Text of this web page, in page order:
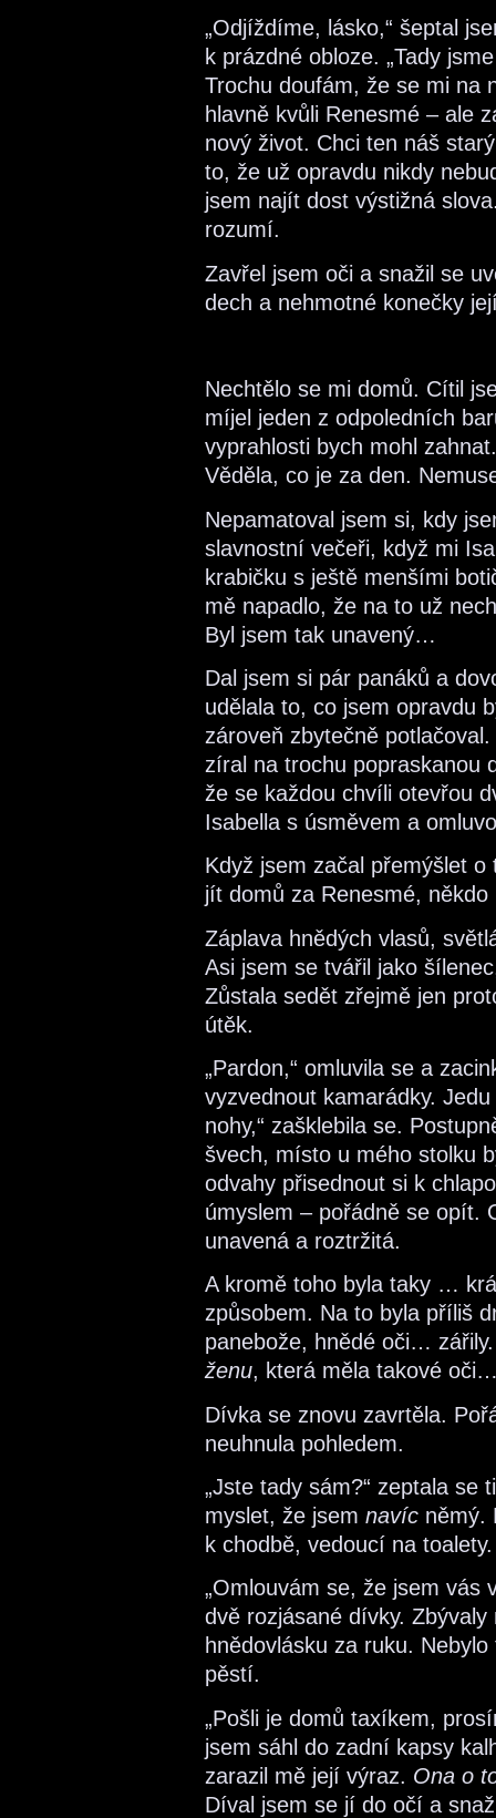
„Odjíždíme, lásko,“ šeptal
k prázdné obloze. „Tady
Trochu doufám, že se mi na
hlavně kvůli Renesmé – ale
nový život. Chci ten náš
to, že už opravdu nikdy
jsem najít dost výstižná
rozumí.
Zavřel jsem oči a snažil se
dech a nehmotné konečky
Nechtělo se mi domů. Cítil
míjel jeden z odpoledních
vyprahlosti bych mohl
Věděla, co je za den.
Nepamatoval jsem si, kdy
slavnostní večeři, když mi
krabičku s ještě menšími
mě napadlo, že na to už
Byl jsem tak unavený…
Dal jsem si pár panáků a
udělala to, co jsem opravdu
zároveň zbytečně
zíral na trochu popraskanou
že se každou chvíli otevřou
Isabella s úsměvem a
Když jsem začal přemýšlet
jít domů za Renesmé,
Záplava hnědých vlasů,
Asi jsem se tvářil jako
Zůstala sedět zřejmě jen
útěk.
„Pardon,“ omluvila se a
vyzvednout kamarádky.
nohy,“ zašklebila se.
švech, místo u mého stolku
odvahy přisednout si k
úmyslem – pořádně se opít.
unavená a roztržitá.
A kromě toho byla taky …
způsobem. Na to byla příliš
panebože, hnědé oči…
ženu, která měla takové
Dívka se znovu zavrtěla.
neuhnula pohledem.
„Jste tady sám?“ zeptala se
myslet, že jsem navíc němý.
k chodbě, vedoucí na
„Omlouvám se, že jsem vás
dvě rozjásané dívky.
hnědovlásku za ruku.
pěstí.
„Pošli je domů taxíkem,
jsem sáhl do zadní kapsy
zarazil mě její výraz. Ona o
Díval jsem se jí do očí a